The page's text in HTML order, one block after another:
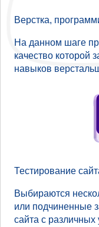
Верстка,
На данном шаге
качество которой
навыков
Тестирование
Выбираются
или подчиненные
сайта с различных